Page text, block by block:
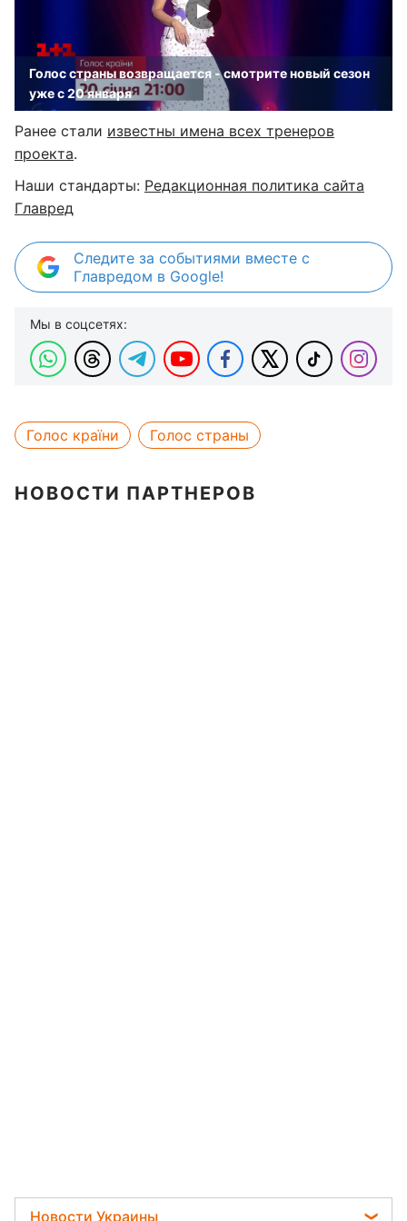
Голос страны возвращается - смотрите новый сезон
уже с 20 января
Ранее стали известны имена всех тренеров
проекта.
Наши стандарты: Редакционная политика сайта
Главред
Следите за событиями вместе с
Главредом в Google!
Мы в соцсетях:
Голос країни Голос страны
НОВОСТИ ПАРТНЕРОВ
Новости Украины